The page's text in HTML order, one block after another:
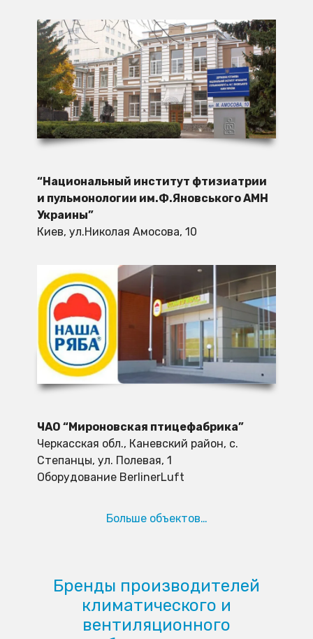
“Национальный институт фтизиатрии
и пульмонологии им.Ф.Яновського АМН
Украины”
Киев, ул.Николая Амосова, 10
ЧАО “Мироновская птицефабрика”
Черкасская обл., Каневский район, с.
Степанцы, ул. Полевая, 1
Оборудование BerlinerLuft
Больше объектов…
Бренды производителей
климатического и
вентиляционного